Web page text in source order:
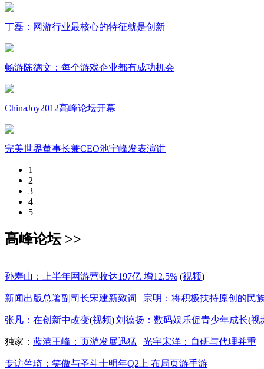
丁磊：网游行业最核心的特征就是创新
畅游陈德文：每个游戏企业都有成功机会
ChinaJoy2012高峰论坛开幕
完美世界董事长兼CEO池宇峰发表演讲
1
2
3
4
5
高峰论坛 >>
孙寿山：上半年网游营收达197亿 增12.5% (视频)
新闻出版总署副司长宋建新致词 | 宗明：将积极扶持原创的民
张凡：在创新中改变(视频)|刘德扬：数码娱乐促青少年成长(视
独家： 蓝港王峰：页游发展迅猛 | 光宇宋洋：自研与代理并重
专访竺琦：笑傲与圣斗士明年Q2上 布局页游手游